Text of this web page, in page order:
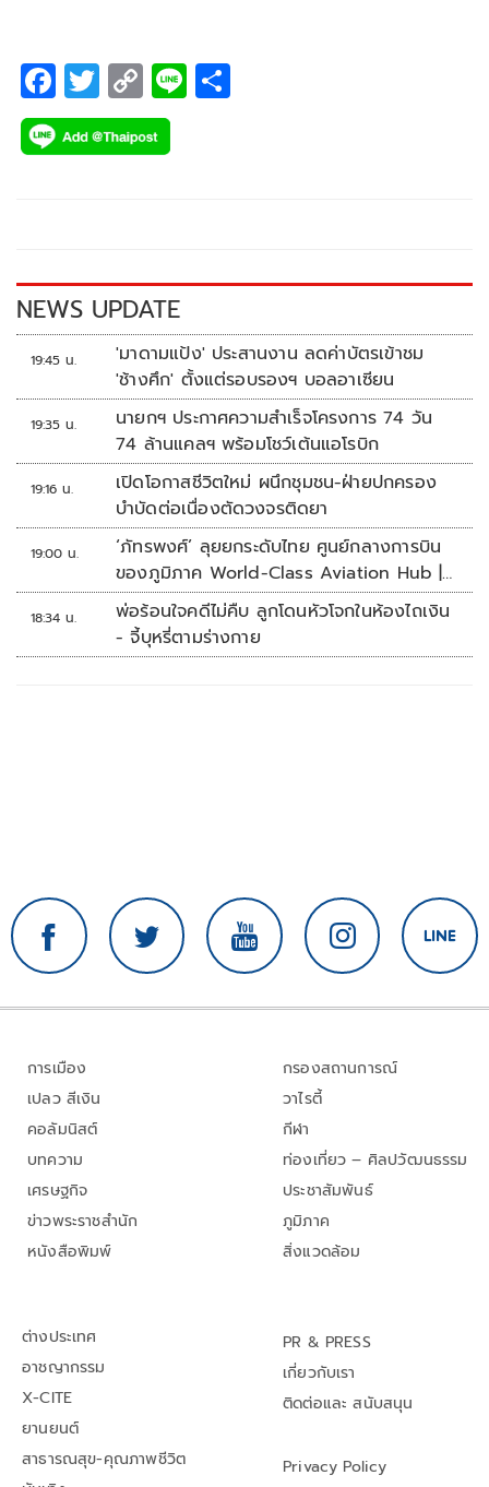
F
ac
e
k
T
wi
tt
C
o
p
k
Li
NEWS UPDATE
19:45 น.
'มาดามแป้ง' ประสานงาน ลดค่าบัตรเข้าชม
'ช้างศึก' ตั้งแต่รอบรองฯ บอลอาเซียน
19:35 น.
นายกฯ ประกาศความสำเร็จโครงการ 74 วัน
74 ล้านแคลฯ พร้อมโชว์เต้นแอโรบิก
19:16 น.
เปิดโอกาสชีวิตใหม่ ผนึกชุมชน-ฝ่ายปกครอง
บำบัดต่อเนื่องตัดวงจรติดยา
19:00 น.
‘ภัทรพงศ์’ ลุยยกระดับไทย ศูนย์กลางการบิน
ของภูมิภาค World-Class Aviation Hub |
ห้องข่าวไทยโพสต์สุดสัปดาห์
18:34 น.
พ่อร้อนใจคดีไม่คืบ ลูกโดนหัวโจกในห้องไถเงิน
- จี้บุหรี่ตามร่างกาย
การเมือง
เปลว สีเงิน
คอลัมนิสต์
บทความ
เศรษฐกิจ
ข่าวพระราชสำนัก
หนังสือพิมพ์
กรองสถานการณ์
วาไรตี้
กีฬา
ท่องเที่ยว – ศิลปวัฒนธรรม
ประชาสัมพันธ์
ภูมิภาค
สิ่งแวดล้อม
ต่างประเทศ
อาชญากรรม
X-CITE
ยานยนต์
สาธารณสุข-คุณภาพชีวิต
PR & PRESS
เกี่ยวกับเรา
ติดต่อและ สนับสนุน
Privacy Policy